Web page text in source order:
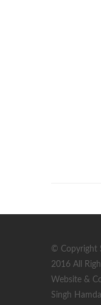
© Copyright
2016 All
Website &
Singh